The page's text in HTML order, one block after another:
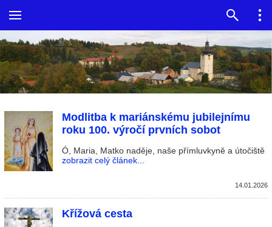
Modlitba k mariánskému jubilejnímu
roku 100. výročí prvních sobot
Ó, Maria, Matko naděje, naše přímluvkyně a útočiště
zobrazit celý článek...
14.01.2026
Křížová cesta